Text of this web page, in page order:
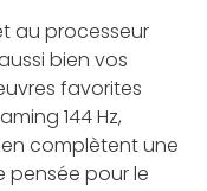
au processeur
bien vos
favorites
144 Hz,
complètent une
pensée pour le